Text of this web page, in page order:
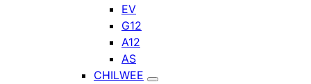
EV
G12
A12
AS
CHILWEE